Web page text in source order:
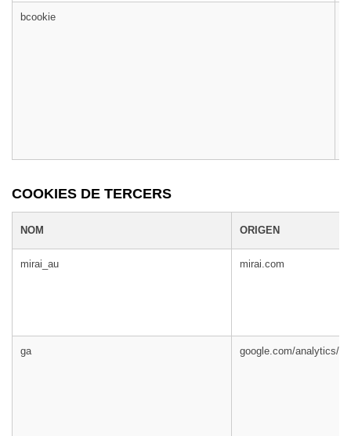
bcookie
COOKIES DE TERCERS
NOM ORIGEN
mirai_au mirai.com
ga google.com/analytics/